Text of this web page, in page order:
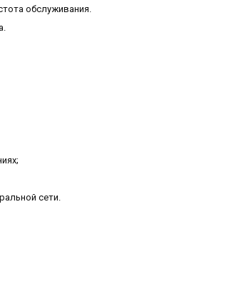
обслуживания.
сети.